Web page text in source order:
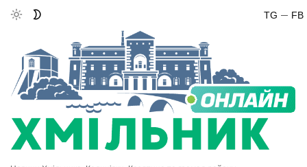
FB
TG